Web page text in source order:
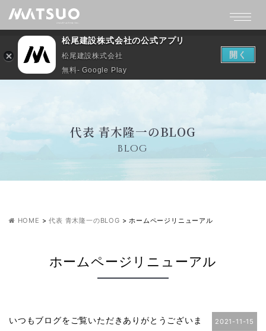
代表 青木隆一のBLOG
BLOG
HOME >代表 青木隆一のBLOG >ホームページリニューアル
ホームページリニューアル
2021-11-15
いつもブログをご覧いただきありがとうございま
松尾建設株式会社の公式アプリ
松尾建設株式会社
無料- Google Play
開く